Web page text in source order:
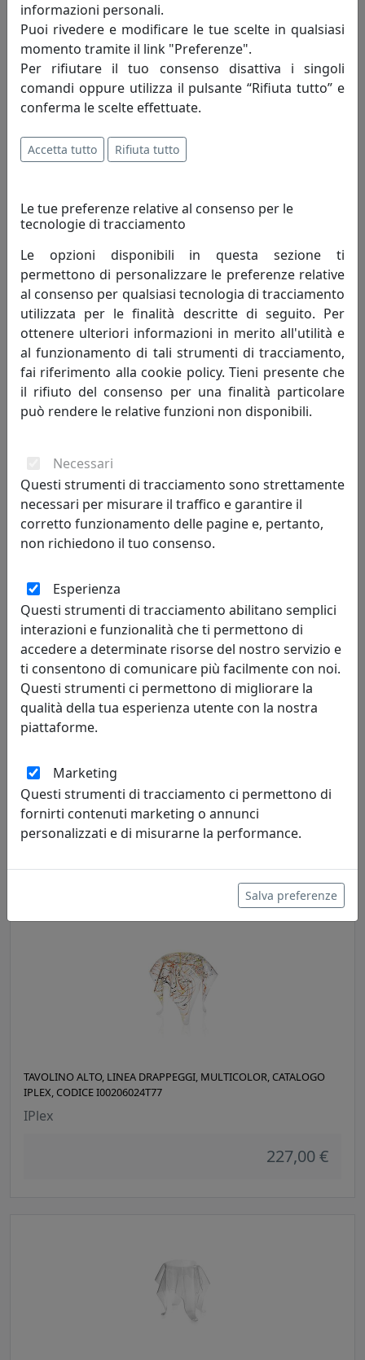
IPlex
199,00 €
TAVOLINO ALTO, LINEA DRAPPEGGI, COLORE BIANCO, CATALOGO
IPLEX, CODICE I00206024P01
IPlex
TAVOLINO ALTO, LINEA DRAPPEGGI, FUMÈ, CATALOGO IPLEX,
CODICE I00206024T74
IPlex
TAVOLINO ALTO, LINEA DRAPPEGGI, MULTICOLOR, CATALOGO
IPLEX, CODICE I00206024T77
IPlex
227,00 €
informazioni personali.
Puoi rivedere e modificare le tue scelte in qualsiasi
momento tramite il link "Preferenze".
Per rifiutare il tuo consenso disattiva i singoli
comandi oppure utilizza il pulsante “Rifiuta tutto” e
conferma le scelte effettuate.
Accetta tutto Rifiuta tutto
Le tue preferenze relative al consenso per le
tecnologie di tracciamento
Le opzioni disponibili in questa sezione ti
permettono di personalizzare le preferenze relative
al consenso per qualsiasi tecnologia di tracciamento
utilizzata per le finalità descritte di seguito. Per
ottenere ulteriori informazioni in merito all'utilità e
al funzionamento di tali strumenti di tracciamento,
fai riferimento alla cookie policy. Tieni presente che
il rifiuto del consenso per una finalità particolare
può rendere le relative funzioni non disponibili.
Necessari
Questi strumenti di tracciamento sono strettamente
necessari per misurare il traffico e garantire il
corretto funzionamento delle pagine e, pertanto,
non richiedono il tuo consenso.
Esperienza
Questi strumenti di tracciamento abilitano semplici
interazioni e funzionalità che ti permettono di
accedere a determinate risorse del nostro servizio e
ti consentono di comunicare più facilmente con noi.
Questi strumenti ci permettono di migliorare la
qualità della tua esperienza utente con la nostra
piattaforme.
Marketing
Questi strumenti di tracciamento ci permettono di
fornirti contenuti marketing o annunci
personalizzati e di misurarne la performance.
Salva preferenze